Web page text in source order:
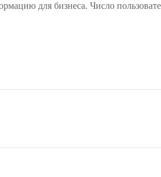
для бизнеса. Число